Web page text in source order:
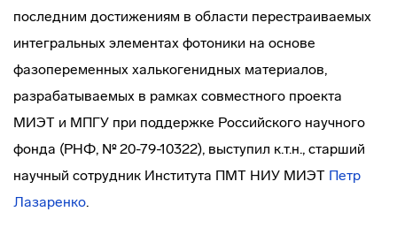
последним достижениям в области перестраиваемых
интегральных элементах фотоники на основе
фазопеременных халькогенидных материалов,
разрабатываемых в рамках совместного проекта
МИЭТ и МПГУ при поддержке Российского научного
фонда (РНФ, № 20-79-10322), выступил к.т.н., старший
научный сотрудник Института ПМТ НИУ МИЭТ Петр
Лазаренко.